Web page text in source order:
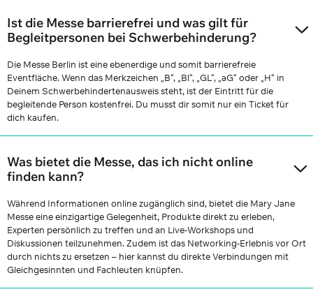
Ist die Messe barrierefrei und was gilt für
Begleitpersonen bei Schwerbehinderung?
Die Messe Berlin ist eine ebenerdige und somit barrierefreie
Eventfläche. Wenn das Merkzeichen „B“, „Bl“, „GL“, „aG“ oder „H“ in
Deinem Schwerbehindertenausweis steht, ist der Eintritt für die
begleitende Person kostenfrei. Du musst dir somit nur ein Ticket für
dich kaufen.
Was bietet die Messe, das ich nicht online
finden kann?
Während Informationen online zugänglich sind, bietet die Mary Jane
Messe eine einzigartige Gelegenheit, Produkte direkt zu erleben,
Experten persönlich zu treffen und an Live-Workshops und
Diskussionen teilzunehmen. Zudem ist das Networking-Erlebnis vor Ort
durch nichts zu ersetzen – hier kannst du direkte Verbindungen mit
Gleichgesinnten und Fachleuten knüpfen.